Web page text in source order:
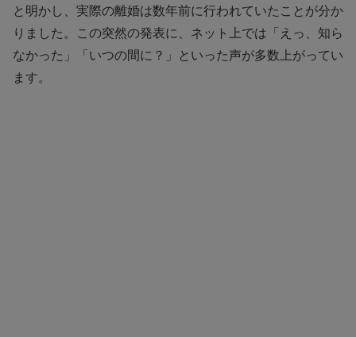
と明かし、実際の離婚は数年前に行われていたことが分か
りました。この突然の発表に、ネット上では「えっ、知ら
なかった」「いつの間に？」といった声が多数上がってい
ます。